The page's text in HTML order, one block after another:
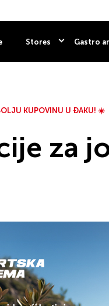
Stores Gastro
KUPOVINU U ĐAKU! ☀️
za